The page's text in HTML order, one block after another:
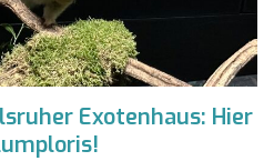
Exotenhaus: Hier